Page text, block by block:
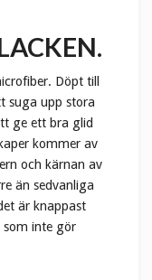
Döpt till
suga upp stora
ge ett bra glid
kommer av
och kärnan av
än sedvanliga
är knappast
som inte gör